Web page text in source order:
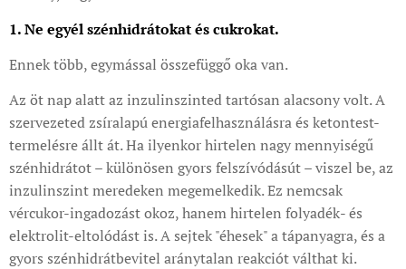
1. Ne egyél szénhidrátokat és cukrokat.
Ennek több, egymással összefüggő oka van.
Az öt nap alatt az inzulinszinted tartósan alacsony volt. A
szervezeted zsíralapú energiafelhasználásra és ketontest-
termelésre állt át. Ha ilyenkor hirtelen nagy mennyiségű
szénhidrátot – különösen gyors felszívódásút – viszel be, az
inzulinszint meredeken megemelkedik. Ez nemcsak
vércukor-ingadozást okoz, hanem hirtelen folyadék- és
elektrolit-eltolódást is. A sejtek "éhesek" a tápanyagra, és a
gyors szénhidrátbevitel aránytalan reakciót válthat ki.